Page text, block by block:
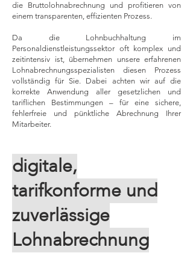
die Bruttolohnabrechnung und profitieren von
einem transparenten, effizienten Prozess.
Da die Lohnbuchhaltung im
Personaldienstleistungssektor oft komplex und
zeitintensiv ist, übernehmen unsere erfahrenen
Lohnabrechnungsspezialisten diesen Prozess
vollständig für Sie. Dabei achten wir auf die
korrekte Anwendung aller gesetzlichen und
tariflichen Bestimmungen – für eine sichere,
fehlerfreie und pünktliche Abrechnung Ihrer
Mitarbeiter.
digitale,
tarifkonforme und
zuverlässige
Lohnabrechnung